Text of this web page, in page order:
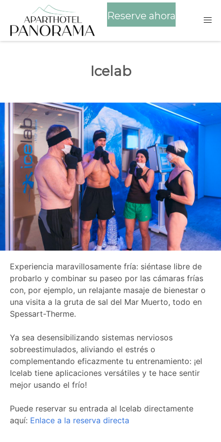
Reserve ahora
Icelab
Experiencia maravillosamente fría: siéntase libre de
probarlo y combinar su paseo por las cámaras frías
con, por ejemplo, un relajante masaje de bienestar o
una visita a la gruta de sal del Mar Muerto, todo en
Spessart-Therme.
Ya sea desensibilizando sistemas nerviosos
sobreestimulados, aliviando el estrés o
complementando eficazmente tu entrenamiento: ¡el
Icelab tiene aplicaciones versátiles y te hace sentir
mejor usando el frío!
Puede reservar su entrada al Icelab directamente
aquí: Enlace a la reserva directa